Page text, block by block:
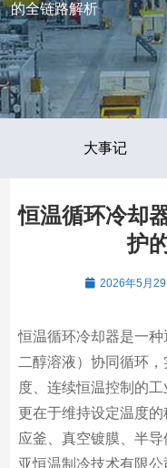
的全链路解析
大事记
恒温循环冷却
护
2026年5月29
恒温循环冷却器是一
二醇溶液）协同循环
度、连续恒温控制的
更在于维持设定温度
应釜、真空镀膜、半
亚恒温制冷技术有限